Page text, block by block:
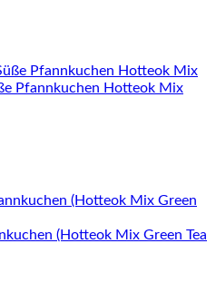
Pfannkuchen Hotteok Mix
(Hotteok Mix Green Tea